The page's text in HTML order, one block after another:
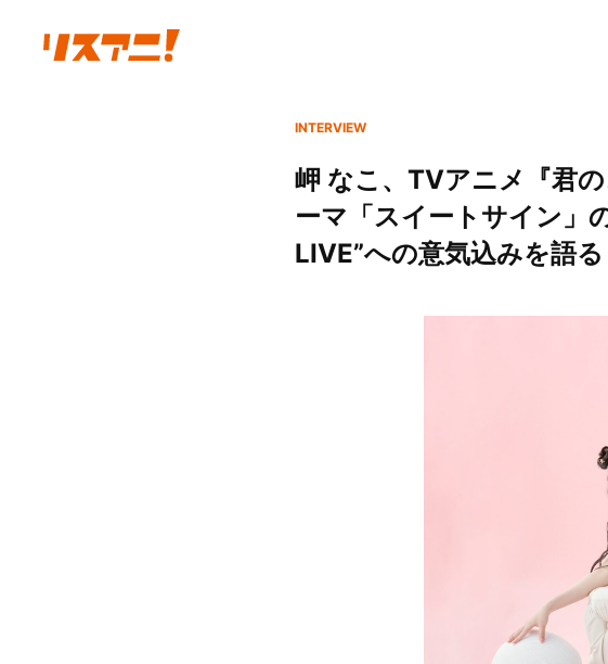
INTERVIEW
岬 なこ、TVアニメ『君
ーマ「スイートサイン」
LIVE”への意気込みを語る